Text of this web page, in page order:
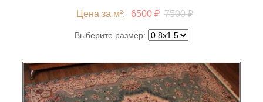
Цена за м²:
6500 ₽ 7500 ₽
Выберите размер: